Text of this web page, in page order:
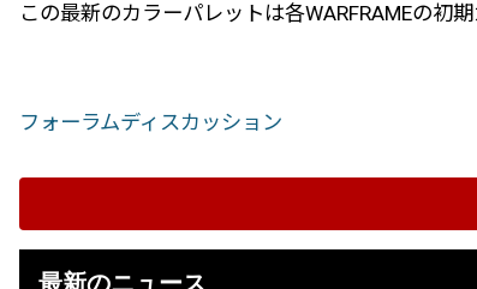
この最新のカラーパレットは各WARFRAMEの初
フォーラムディスカッション